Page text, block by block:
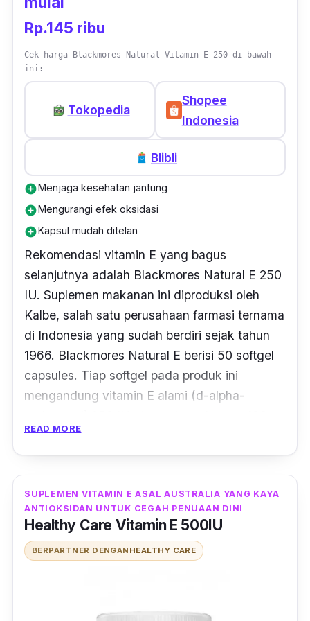
alami lainnya yaitu
Purified Water(air yang dimurnikan). Dalam
Disarankan mengonsumsi satu kapsul saja
setiap hari setelah makan.
Rp.145 ribu
Cek harga Blackmores Natural Vitamin E 250 di bawah
ini:
Tokopedia
Shopee
Indonesia
Blibli
add_circleMenjaga kesehatan jantung
add_circleMengurangi efek oksidasi
add_circleKapsul mudah ditelan
Rekomendasi vitamin E yang bagus
selanjutnya adalah Blackmores Natural E 250
IU. Suplemen makanan ini diproduksi oleh
Kalbe, salah satu perusahaan farmasi ternama
di Indonesia yang sudah berdiri sejak tahun
1966. Blackmores Natural E berisi 50 softgel
capsules. Tiap softgel pada produk ini
mengandung vitamin E alami (d-alpha-
mg.
orang dewasa saja, tapi juga bisa diminum
anak-anak usia 12 tahun ke atas. Dosis yang
dianjurkan adalah satu kapsul sehari sesudah
makan. Kamu juga bisa konsultasi terlebih
READ MORE
SUPLEMEN VITAMIN E ASAL AUSTRALIA YANG KAYA
ANTIOKSIDAN UNTUK CEGAH PENUAAN DINI
Healthy Care Vitamin E 500IU
BERPARTNER DENGAN HEALTHY CARE